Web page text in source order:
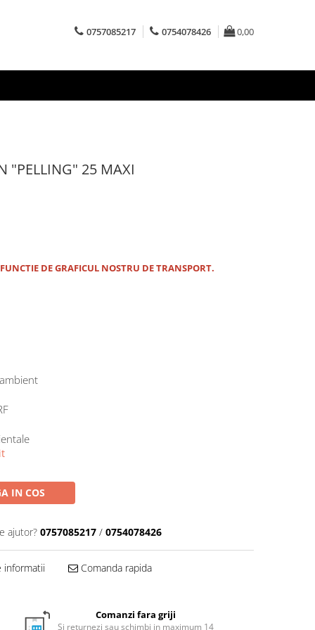
0757085217 0754078426 0,00
"PELLING" 25 MAXI
DE GRAFICUL NOSTRU DE TRANSPORT.
IN COS
ajutor? 0757085217 / 0754078426
informatii Comanda rapida
Comanzi fara griji
Si returnezi sau schimbi in maximum 14